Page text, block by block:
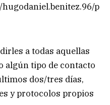
p
a todas aquellas
algún tipo de contacto
dos/tres días,
y protocolos propios